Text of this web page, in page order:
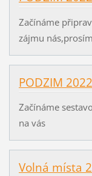
Začínáme
zájmu
PODZIM 2022
Začínáme
na vás
Volná místa